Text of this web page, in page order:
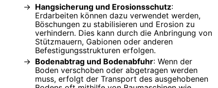
Hangsicherung und Erosionsschutz:
Erdarbeiten können dazu verwendet werden,
Böschungen zu stabilisieren und Erosion zu
verhindern. Dies kann durch die Anbringung von
Stützmauern, Gabionen oder anderen
Befestigungsstrukturen erfolgen.
Bodenabtrag und Bodenabfuhr: Wenn der
Boden verschoben oder abgetragen werden
muss, erfolgt der Transport des ausgehobenen